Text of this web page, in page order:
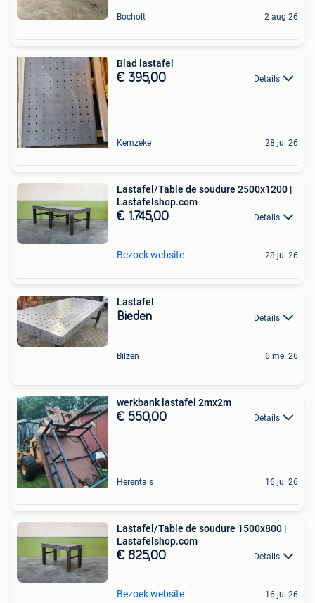
Bocholt 2 aug 26
Blad lastafel
€ 395,00 Details
Kemzeke 28 jul 26
Lastafel/Table de soudure 2500x1200 |
Lastafelshop.com
€ 1.745,00 Details
Bezoek website 28 jul 26
Lastafel
Bieden Details
Bilzen 6 mei 26
werkbank lastafel 2mx2m
€ 550,00 Details
Herentals 16 jul 26
Lastafel/Table de soudure 1500x800 |
Lastafelshop.com
€ 825,00 Details
Bezoek website 16 jul 26